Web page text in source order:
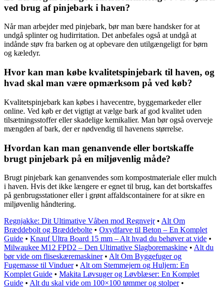
ved brug af pinjebark i haven?
Når man arbejder med pinjebark, bør man bære handsker for at
undgå splinter og hudirritation. Det anbefales også at undgå at
indånde støv fra barken og at opbevare den utilgængeligt for børn
og kæledyr.
Hvor kan man købe kvalitetspinjebark til haven, og
hvad skal man være opmærksom på ved køb?
Kvalitetspinjebark kan købes i havecentre, byggemarkeder eller
online. Ved køb er det vigtigt at vælge bark af god kvalitet uden
tilsætningsstoffer eller skadelige kemikalier. Man bør også overveje
mængden af bark, der er nødvendig til havenens størrelse.
Hvordan kan man genanvende eller bortskaffe
brugt pinjebark på en miljøvenlig måde?
Brugt pinjebark kan genanvendes som kompostmateriale eller mulch
i haven. Hvis det ikke længere er egnet til brug, kan det bortskaffes
på genbrugsstationer eller i grønt affaldscontainere for at sikre en
miljøvenlig håndtering.
Regnjakke: Dit Ultimative Våben mod Regnvejr• Alt Om
Bræddebolt og Bræddebolte • Oxydfarve til Beton – En Komplet
Guide • Knauf Ultra Board 15 mm – Alt hvad du behøver at vide •
Milwaukee M12 FPD2 – Den Ultimative Slagboremaskine • Alt du
bør vide om fliseskæremaskiner• Alt Om Byggefuger og
Fugemasse til Vinduer• Alt om Stemmejern og Huljern: En
Komplet Guide • Makita Løvsuger og Løvblæser: En Komplet
Guide • Alt du skal vide om 100×100 tømmer og stolper•